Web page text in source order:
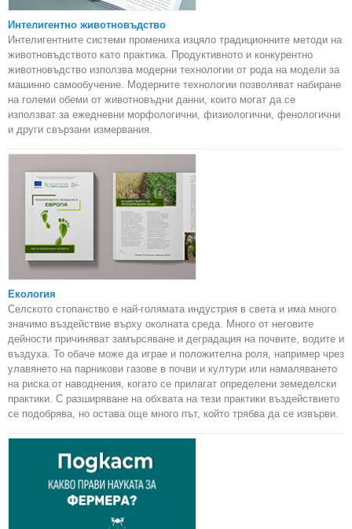
Интелигентно животновъдство
Интелигентните системи промениха изцяло традиционните методи на
животновъдството като практика. Продуктивното и конкурентно
животновъдство използва модерни технологии от рода на модели за
машинно самообучение. Модерните технологии позволяват набиране
на големи обеми от животновъдни данни, които могат да се
използват за ежедневни морфологични, физиологични, фенологични
и други свързани измервания.
Екология
Селското стопанство е най-голямата индустрия в света и има много
значимо въздействие върху околната среда. Много от неговите
дейности причиняват замърсяване и деградация на почвите, водите и
въздуха. То обаче може да играе и положителна роля, например чрез
улавянето на парникови газове в почви и култури или намаляването
на риска от наводнения, когато се прилагат определени земеделски
практики. С разширяване на обхвата на тези практики въздействието
се подобрява, но остава още много път, който трябва да се извърви.